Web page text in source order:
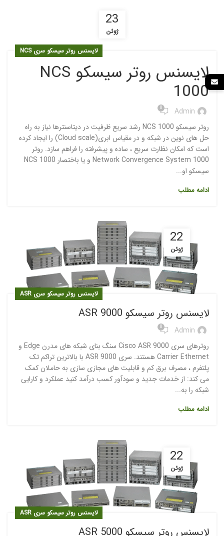
23
ژوئن
لایسنس روتر سیسکو سری NCS
لایسنس روتر سیسکو NCS
1000
Admin
0
روتر سیسکو NCS 1000 رشد سریع ظرفیت در دیتاسنترها نیاز به راه
حل های نوین در شبکه و در مقیاس ابری(Cloud scale) را ایجاد کرده
است که امکان نظارت سریع ، ساده و پیشرفته را فراهم سازد. روتر
Network Convergence System 1000 و یا باختصار NCS 1000
سیسکو او...
ادامه مطلب
22
ژوئن
لایسنس روتر سیسکو سری ASR
لایسنس روتر سیسکو ASR 9000
Admin
0
روترهای سری Cisco ASR 9000 سنگ بنای شبکه های مدرن Edge و
Carrier Ethernet هستند. سری ASR 9000 با بالاترین تراکم تک
پلتفرم ، مصرف برق کم و قابلیت های مجازی سازی به حاملان کمک
می کند: از خدمات جدید و سودآور کسب درآمد کنید عملکرد و کارایی
شبکه را به...
ادامه مطلب
22
ژوئن
لایسنس روتر سیسکو سری ASR
لایسنس روتر سیسکو ASR 5000